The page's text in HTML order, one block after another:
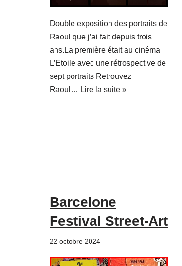
Double exposition des portraits de
Raoul que j’ai fait depuis trois
ans.La première était au cinéma
L’Etoile avec une rétrospective de
sept portraits Retrouvez
Raoul… Lire la suite »
Barcelone
Festival Street-Art
22 octobre 2024